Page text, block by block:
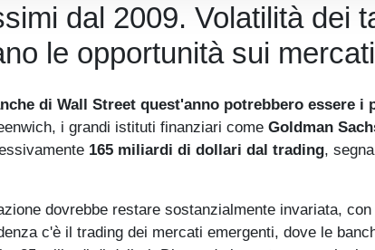
dal 2009. Volatilità dei
le opportunità sui mercati
di Wall Street quest'anno potrebbero essere i
i grandi istituti finanziari come Goldman
165 miliardi di dollari dal trading,
dovrebbe restare sostanzialmente invariata,
c'è il trading dei mercati emergenti, dove le